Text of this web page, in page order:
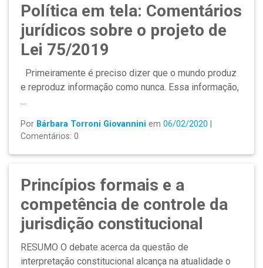
Política em tela: Comentários
jurídicos sobre o projeto de
Lei 75/2019
Primeiramente é preciso dizer que o mundo produz
e reproduz informação como nunca. Essa informação,
...
Por Bárbara Torroni Giovannini em 06/02/2020
Comentários: 0
Princípios formais e a
competência de controle da
jurisdição constitucional
RESUMO O debate acerca da questão de
interpretação constitucional alcança na atualidade o